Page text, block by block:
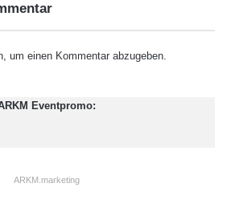
Tablet-PCs machen,
um einen Kommentar abzugeben.
Eventpromo:
ARKM.marketing